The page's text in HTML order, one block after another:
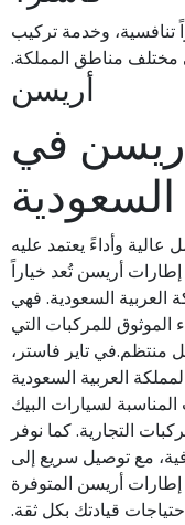
تنافسية، وخدمة تركيب
مختلف مناطق المملكة.
أريسن
في
السعودية
وأداءً يعتمد عليه
أريسن تُعد خياراً
العربية السعودية. فهي
الموثوق للمركبات التي
منتظم.في تاير فاستر،
العربية السعودية
لسيارات البيك
التجارية. كما نوفر
مع توصيل سريع إلى
أريسن المتوفرة
قيادتك بكل ثقة.